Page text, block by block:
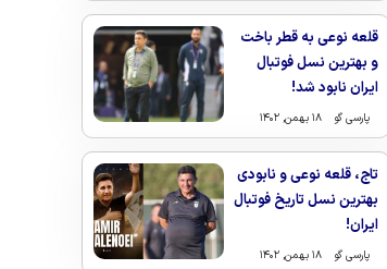
قلعه نوعی به قطر باخت
و بهترین نسل فوتبال
ایران نابود شد!
پارسی گو ۱۸ بهمن, ۱۴۰۲
تاج، قلعه نوعی و نابودی
بهترین نسل تاریخ فوتبال
ایران!
پارسی گو ۱۸ بهمن, ۱۴۰۲